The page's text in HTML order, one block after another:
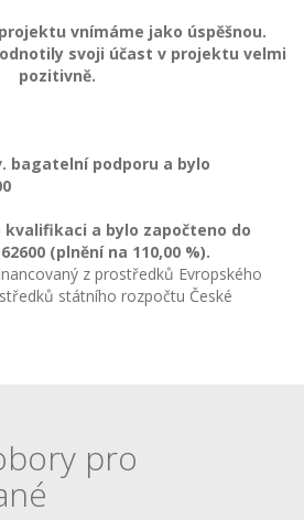
vnímáme jako úspěšnou.
svoji účast v projektu velmi
pozitivně.
bagatelní podporu a bylo
kvalifikaci a bylo započteno do
(plnění na 110,00 %).
z prostředků Evropského
státního rozpočtu České
pro